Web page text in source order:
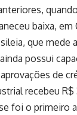
baixa,
que
possui
de
recebeu
foi o primeiro